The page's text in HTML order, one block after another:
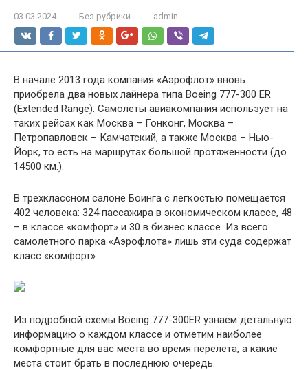
03.03.2024 Без рубрики admin
В начале 2013 года компания «Аэрофлот» вновь
приобрела два новых лайнера типа Boeing 777-300 ER
(Extended Range). Самолеты авиакомпания использует на
таких рейсах как Москва – Гонконг, Москва –
Петропавловск – Камчатский, а также Москва – Нью-
Йорк, то есть на маршрутах большой протяженности (до
14500 км.).
В трехклассном салоне Боинга с легкостью помещается
402 человека: 324 пассажира в экономическом классе, 48
– в классе «комфорт» и 30 в бизнес классе. Из всего
самолетного парка «Аэрофлота» лишь эти суда содержат
класс «комфорт».
Из подробной схемы Boeing 777-300ER узнаем детальную
информацию о каждом классе и отметим наиболее
комфортные для вас места во время перелета, а какие
места стоит брать в последнюю очередь.